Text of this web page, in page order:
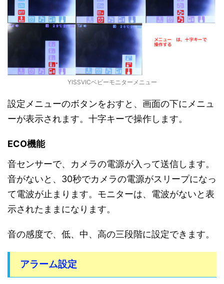
YISSVICベビーモニターメニュー
設定メニューのボタンをおすと、画面の下にメニュ
ーが表示されます。十字キーで操作します。
ECO機能
音センサーで、カメラの電源が入って送信します。
音がないと、30秒でカメラの電源がスリープになっ
て電波が止まります。モニターは、電波がないと表
示されたままになります。
音の感度で、低、中、高の三段階に設定できます。
アラーム設定